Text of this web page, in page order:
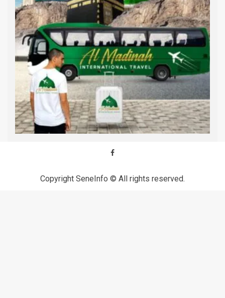
Copyright SeneInfo © All rights reserved.